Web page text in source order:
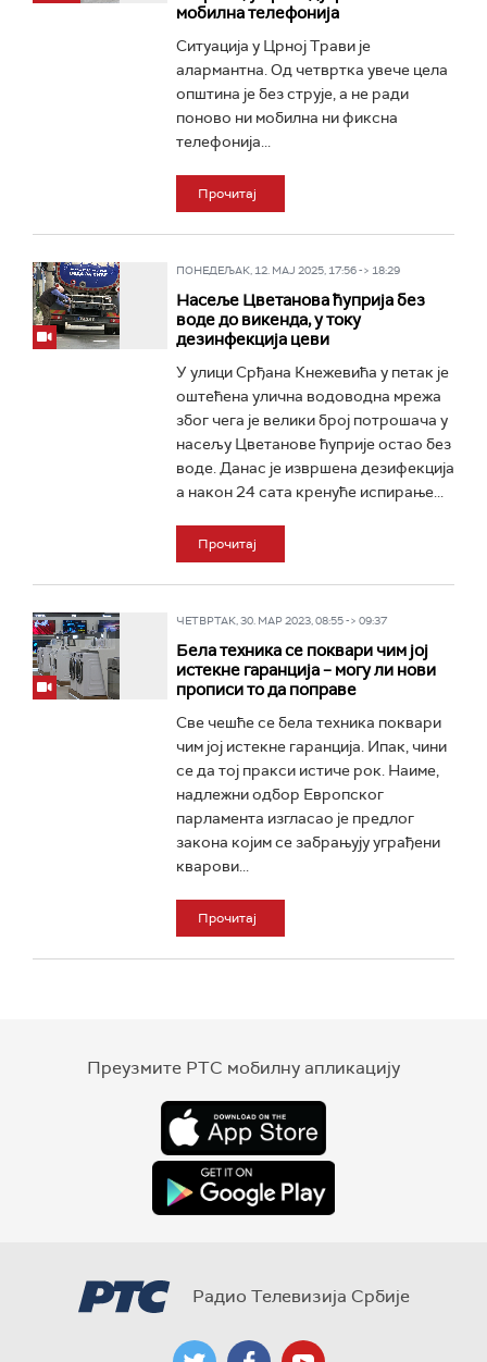
мобилна телефонија
Ситуација у Црној Трави је
алармантна. Од четвртка увече цела
општина је без струје, а не ради
поново ни мобилна ни фиксна
телефонија...
Прочитај
ПОНЕДЕЉАК, 12. МАЈ 2025, 17:56 -> 18:29
Насеље Цветанова ћуприја без
воде до викенда, у току
дезинфекција цеви
У улици Срђана Кнежевића у петак је
оштећена улична водоводна мрежа
због чега је велики број потрошача у
насељу Цветанове ћуприје остао без
воде. Данас је извршена дезифекција
а након 24 сата кренуће испирање...
Прочитај
ЧЕТВРТАК, 30. МАР 2023, 08:55 -> 09:37
Бела техника се поквари чим јој
истекне гаранција – могу ли нови
прописи то да поправе
Све чешће се бела техника поквари
чим јој истекне гаранција. Ипак, чини
се да тој пракси истиче рок. Наиме,
надлежни одбор Европског
парламента изгласао је предлог
закона којим се забрањују уграђени
кварови...
Прочитај
Преузмите РТС мобилну апликацију
Радио Телевизија Србије